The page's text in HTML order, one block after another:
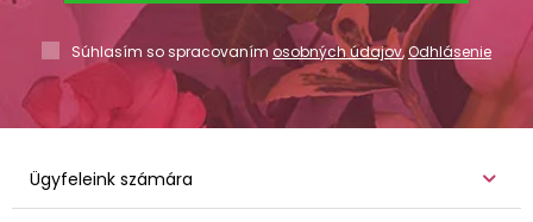
Súhlasím so spracovaním osobných údajov,Odhlásenie
Ügyfeleink számára